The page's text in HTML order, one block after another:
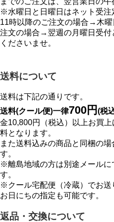
※水曜日と日曜日はネット受注
11時以降のご注文の場合→木
注文の場合→翌週の月曜日受付
くださいませ。
送料について
送料は下記の通りです。
送料(クール便)一律700円 (税
金10,800円（税込）以上お買
料となります。
また送料込みの商品と同梱の
す。
※離島地域の方は別途メールに
す。
※クール宅配便（冷蔵）でお送
お日にちの指定も可能です。
返品・交換について